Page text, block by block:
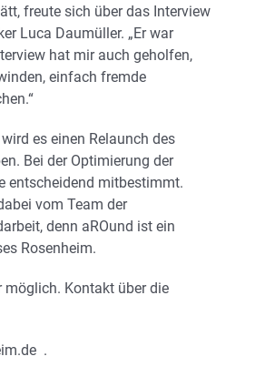
freute sich über das Interview
Luca Daumüller. „Er war
hat mir auch geholfen,
einfach fremde
es einen Relaunch des
Bei der Optimierung der
entscheidend mitbestimmt.
vom Team der
denn aROund ist ein
Rosenheim.
Kontakt über die
.